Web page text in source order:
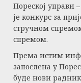
Пореској управи
је конкурс за
стручном
спремом.
Према истим
запослена у
буде нови